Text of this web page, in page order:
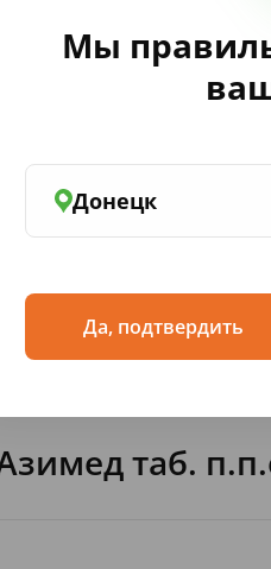
Мы
Донецк
Да, подтвердить
таб.